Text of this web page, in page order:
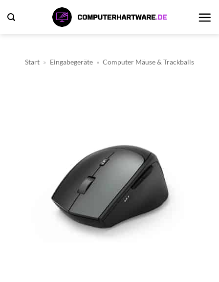
Inhalt
Start » Eingabegeräte » Computer Mäuse & Trackballs